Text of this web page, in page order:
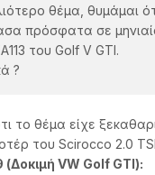
θέμα, θυμάμαι
πρόσφατα σε
του Golf V GTI.
?
το θέμα είχε
του Scirocco 2.0
VW Golf GTI):